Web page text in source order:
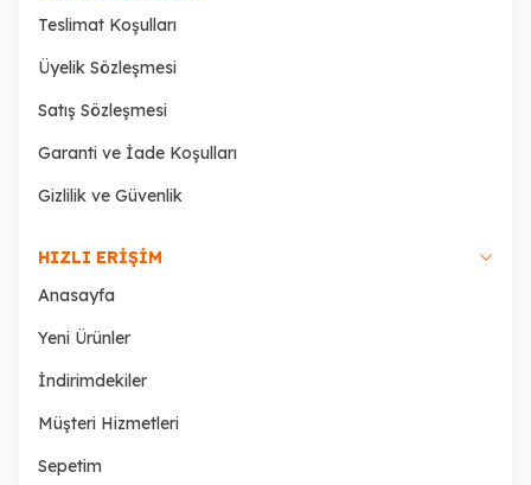
Teslimat Koşulları
Üyelik Sözleşmesi
Satış Sözleşmesi
Garanti ve İade Koşulları
Gizlilik ve Güvenlik
HIZLI ERIŞIM
Anasayfa
Yeni Ürünler
İndirimdekiler
Müşteri Hizmetleri
Sepetim